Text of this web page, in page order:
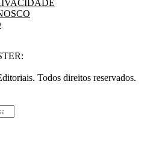
Todos direitos reservados.